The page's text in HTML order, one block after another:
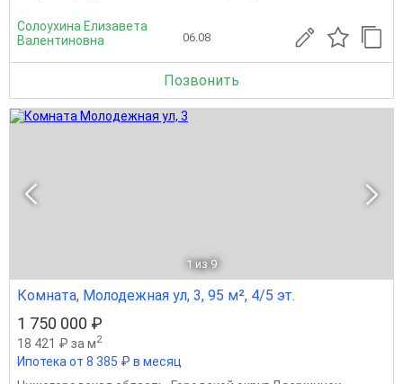
Солоухина Елизавета
Валентиновна
06.08
Позвонить
1 из 9
Комната, Молодежная ул, 3, 95 м², 4/5 эт.
1 750 000 ₽
18 421 ₽ за м2
Ипотека от 8 385 ₽ в месяц